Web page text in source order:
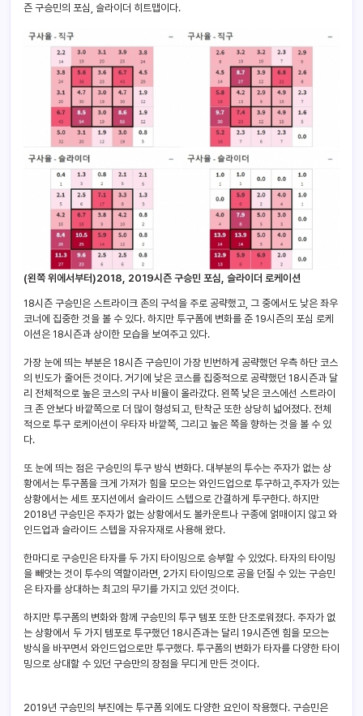
즌 구승민의 포심, 슬라이더 히트맵이다.
(왼쪽 위에서부터)2018, 2019시즌 구승민 포심, 슬라이더 로케이션
18시즌 구승민은 스트라이크 존의 구석을 주로 공략했고, 그 중에서도 낮은 좌우
코너에 집중한 것을 볼 수 있다. 하지만 투구폼에 변화를 준 19시즌의 포심 로케
이션은 18시즌과 상이한 모습을 보여주고 있다.
가장 눈에 띄는 부분은 18시즌 구승민이 가장 빈번하게 공략했던 우측 하단 코스
의 빈도가 줄어든 것이다. 거기에 낮은 코스를 집중적으로 공략했던 18시즌과 달
리 전체적으로 높은 코스의 구사 비율이 올라갔다. 왼쪽 낮은 코스에선 스트라이
크 존 안보다 바깥쪽으로 더 많이 형성되고, 탄착군 또한 상당히 넓어졌다. 전체
적으로 투구 로케이션이 우타자 바깥쪽, 그리고 높은 쪽을 향하는 것을 볼 수 있
다.
또 눈에 띄는 점은 구승민의 투구 방식 변화다. 대부분의 투수는 주자가 없는 상
황에서는 투구폼을 크게 가져가 힘을 모으는 와인드업으로 투구하고,주자가 있는
상황에서는 세트 포지션에서 슬라이드 스텝으로 간결하게 투구한다. 하지만
2018년 구승민은 주자가 없는 상황에서도 볼카운트나 구종에 얽매이지 않고 와
인드업과 슬라이드 스텝을 자유자재로 사용해 왔다.
한마디로 구승민은 타자를 두 가지 타이밍으로 승부할 수 있었다. 타자의 타이밍
을 빼앗는 것이 투수의 역할이라면, 2가지 타이밍으로 공을 던질 수 있는 구승민
은 타자를 상대하는 최고의 무기를 가지고 있던 것이다.
하지만 투구폼의 변화와 함께 구승민의 투구 템포 또한 단조로워졌다. 주자가 없
는 상황에서 두 가지 템포로 투구했던 18시즌과는 달리 19시즌엔 힘을 모으는
방식을 바꾸면서 와인드업으로만 투구했다. 투구폼의 변화가 타자를 다양한 타이
밍으로 상대할 수 있던 구승만의 장점을 무디게 만든 것이다.
2019년 구승민의 부진에는 투구폼 외에도 다양한 요인이 작용했다. 구승민은